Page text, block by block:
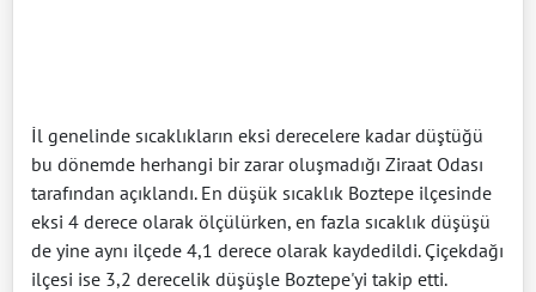
İl genelinde sıcaklıkların eksi derecelere kadar düştüğü
bu dönemde herhangi bir zarar oluşmadığı Ziraat Odası
tarafından açıklandı. En düşük sıcaklık Boztepe ilçesinde
eksi 4 derece olarak ölçülürken, en fazla sıcaklık düşüşü
de yine aynı ilçede 4,1 derece olarak kaydedildi. Çiçekdağı
ilçesi ise 3,2 derecelik düşüşle Boztepe'yi takip etti.